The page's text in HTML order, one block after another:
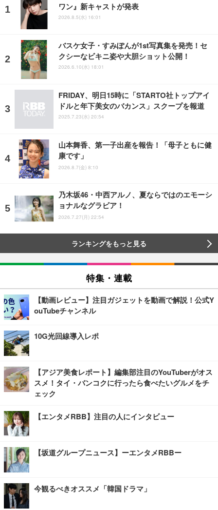
ワン』新キャストが発表
2026.8.5(水) 16:01
バスケ女子・すみぽんが1st写真集を発売！セ
クシーなビキニ姿や大胆ショット公開！
2026.6.10(水) 18:01
FRIDAY、明日15時に「STARTO社トップアイ
ドルと年下美女のバカンス」スクープを報道
2025.7.23(水) 20:54
山本舞香、第一子出産を報告！「母子ともに健
康です」
2026.8.7(金) 8:10
乃木坂46・中西アルノ、夏ならではのエモーシ
ョナルなグラビア！
2026.7.27(月) 22:54
ランキングをもっと見る
特集・連載
【動画レビュー】注目ガジェットを動画で解説！公式Y
ouTubeチャンネル
10G光回線導入レポ
【アジア美食レポート】編集部注目のYouTuberがオス
スメ！タイ・バンコクに行ったら食べたいグルメをチ
ェック
【エンタメRBB】注目の人にインタビュー
【坂道グループニュース】ーエンタメRBBー
今観るべきオススメ「韓国ドラマ」